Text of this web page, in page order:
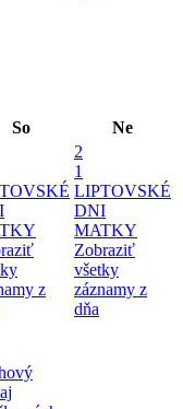
So Ne
z
2
1
LIPTOVSKÉ
DNI
MATKY
Zobraziť
všetky
záznamy z
dňa